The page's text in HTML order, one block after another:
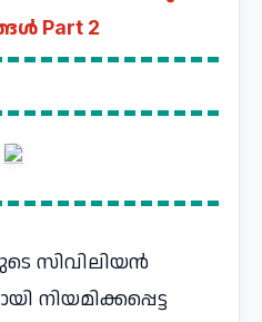
Part 2
സിവിലിയൻ
നിയമിക്കപ്പെട്ട